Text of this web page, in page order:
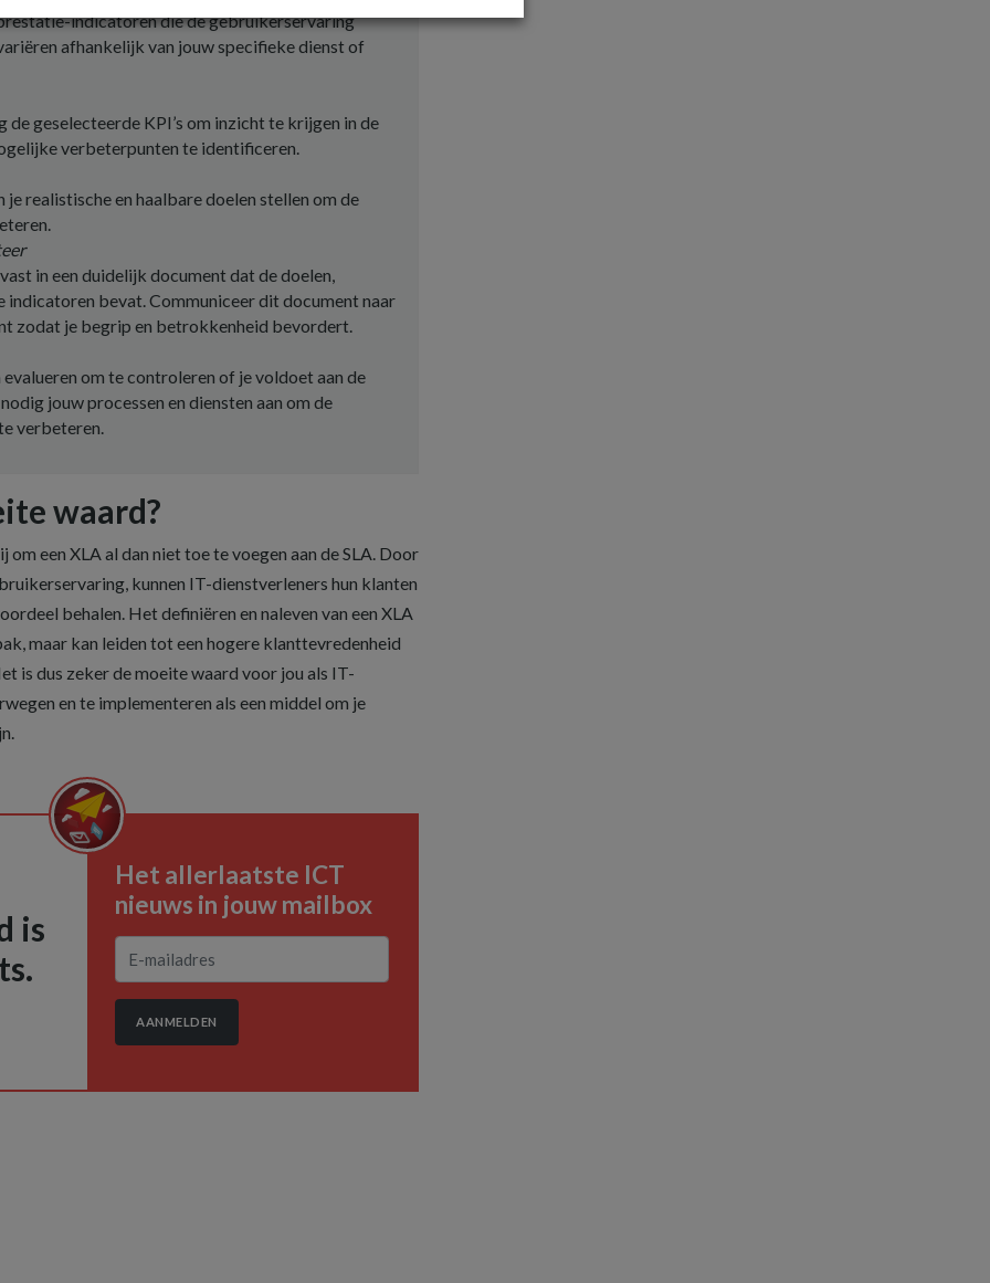
indicatoren die de gebruikerservaring
afhankelijk van jouw specifieke dienst of
geselecteerde KPI’s om inzicht te krijgen in de
verbeterpunten te identificeren.
je realistische en haalbare doelen stellen om de
in een duidelijk document dat de doelen,
indicatoren bevat. Communiceer dit document naar
zodat je begrip en betrokkenheid bevordert.
om te controleren of je voldoet aan de
jouw processen en diensten aan om de
verbeteren.
waard?
een XLA al dan niet toe te voegen aan de SLA. Door
kunnen IT-dienstverleners hun klanten
behalen. Het definiëren en naleven van een XLA
maar kan leiden tot een hogere klanttevredenheid
is dus zeker de moeite waard voor jou als IT-
en te implementeren als een middel om je
is
Het allerlaatste ICT
nieuws in jouw mailbox
AANMELDEN